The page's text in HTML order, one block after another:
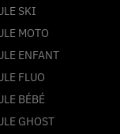
SKI
MOTO
ENFANT
FLUO
BÉBÉ
GHOST